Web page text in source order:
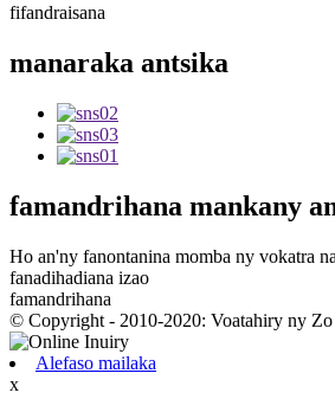
fifandraisana
manaraka antsika
famandrihana mankany
Ho an'ny fanontanina momba ny vokatra
fanadihadiana izao
famandrihana
© Copyright - 2010-2020: Voatahiry ny Zo
Alefaso mailaka
x